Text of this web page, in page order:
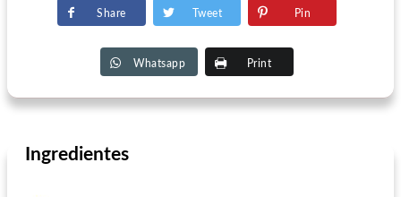
Share Tweet Pin
Whatsapp Print
Ingredientes